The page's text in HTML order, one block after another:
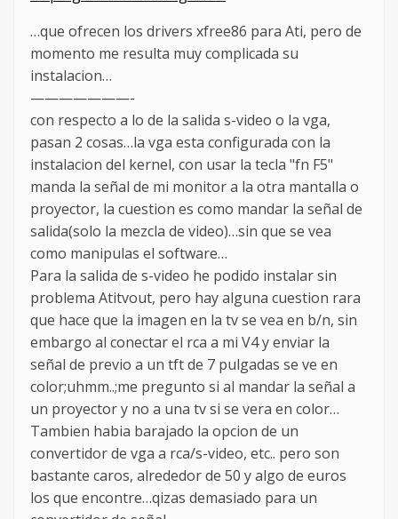
…que ofrecen los drivers xfree86 para Ati, pero de
momento me resulta muy complicada su
instalacion…
———————-
con respecto a lo de la salida s-video o la vga,
pasan 2 cosas…la vga esta configurada con la
instalacion del kernel, con usar la tecla "fn F5"
manda la señal de mi monitor a la otra mantalla o
proyector, la cuestion es como mandar la señal de
salida(solo la mezcla de video)…sin que se vea
como manipulas el software…
Para la salida de s-video he podido instalar sin
problema Atitvout, pero hay alguna cuestion rara
que hace que la imagen en la tv se vea en b/n, sin
embargo al conectar el rca a mi V4 y enviar la
señal de previo a un tft de 7 pulgadas se ve en
color;uhmm..;me pregunto si al mandar la señal a
un proyector y no a una tv si se vera en color…
Tambien habia barajado la opcion de un
convertidor de vga a rca/s-video, etc.. pero son
bastante caros, alrededor de 50 y algo de euros
los que encontre…qizas demasiado para un